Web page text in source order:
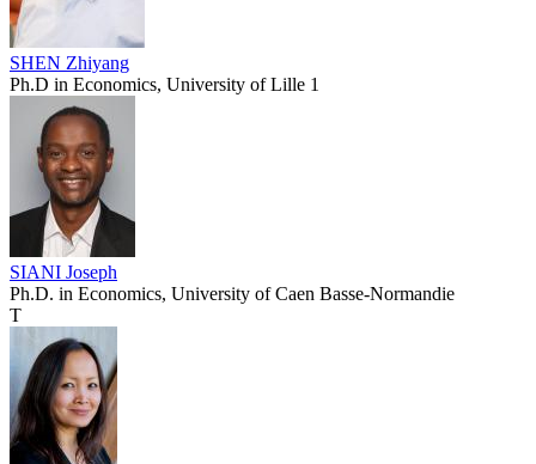
SHEN Zhiyang
Ph.D in Economics, University of Lille 1
SIANI Joseph
Ph.D. in Economics, University of Caen Basse-Normandie
T